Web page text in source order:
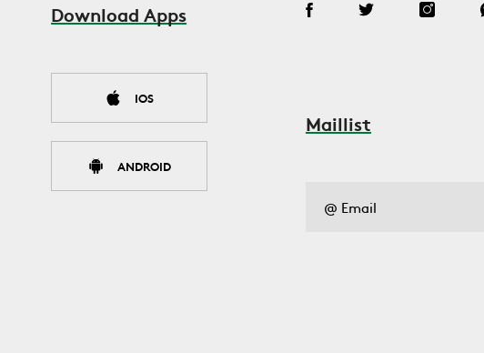
Download Apps
IOS
ANDROID
Maillist